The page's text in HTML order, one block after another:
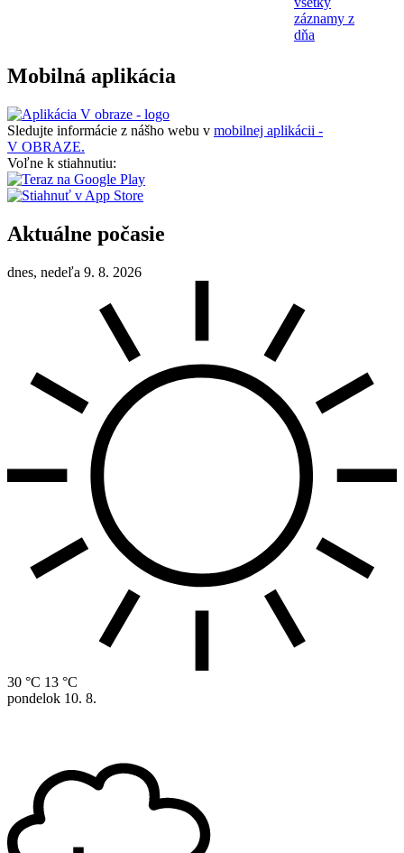
záznamy z
dňa
Mobilná aplikácia
Sledujte informácie z nášho webu v mobilnej aplikácii -
V OBRAZE.
Voľne k stiahnutiu:
Aktuálne počasie
dnes, nedeľa 9. 8. 2026
30 °C 13 °C
pondelok 10. 8.